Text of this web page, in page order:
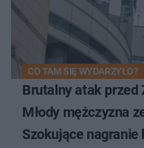
CO TAM SIĘ WYDARZYŁO?
Brutalny atak przed
Młody mężczyzna
Szokujące nagranie